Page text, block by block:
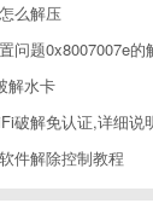
么解压
问题0x8007007e的
解水卡
破解免认证,详细说
件解除控制教程